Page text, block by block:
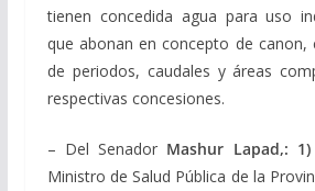
tienen concedida agua para uso
que abonan en concepto de canon,
de periodos, caudales y áreas
respectivas concesiones.
– Del Senador Mashur Lapad,: 1)
Ministro de Salud Pública de la